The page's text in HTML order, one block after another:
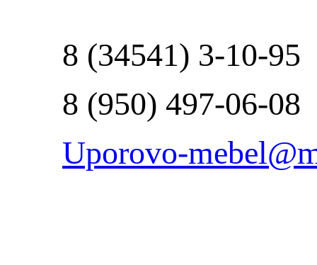
8 (34541) 3-10-95
8 (950) 497-06-08
Uporovo-